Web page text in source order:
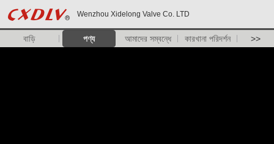
Wenzhou Xidelong Valve Co. LTD
বাড়ি পণ্য আমাদের সম্বন্ধে কারখানা পরিদর্শন >>